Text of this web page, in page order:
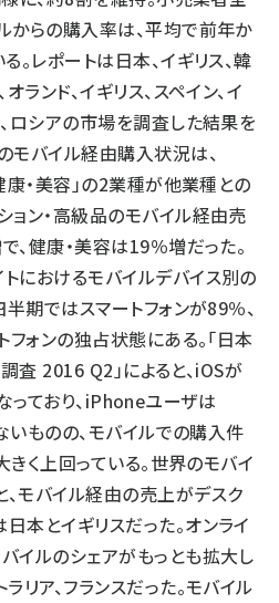
からの購入率は、平均で前年か
。レポートは日本、イギリス、韓
オランド、イギリス、スペイン、イ
、ロシアの市場を調査した結果を
モバイル経由購入状況は、
康・美容」の2業種が他業種との
ョン・高級品のモバイル経由売
健康・美容は19％増だった。
におけるモバイルデバイス別の
期ではスマートフォンが89％、
フォンの独占状態にある。「日本
査 2016 Q2」によると、iOSが
ており、iPhoneユーザは
ものの、モバイルでの購入件
く上回っている。世界のモバイ
モバイル経由の売上がデスク
本とイギリスだった。オンライ
イルのシェアがもっとも拡大し
リア、フランスだった。モバイル